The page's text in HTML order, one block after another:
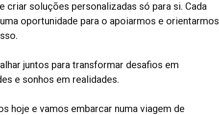
criar soluções personalizadas só para si. Cada
oportunidade para o apoiarmos e orientarmos
juntos para transformar desafios em
e sonhos em realidades.
hoje e vamos embarcar numa viagem de